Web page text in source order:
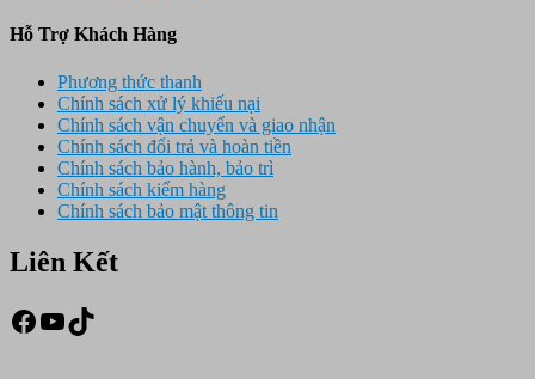
Hỗ Trợ Khách Hàng
Phương thức thanh
Chính sách xử lý khiếu nại
Chính sách vận chuyển và giao nhận
Chính sách đổi trả và hoàn tiền
Chính sách bảo hành, bảo trì
Chính sách kiểm hàng
Chính sách bảo mật thông tin
Liên Kết
Facebook
Youtube
TikTok